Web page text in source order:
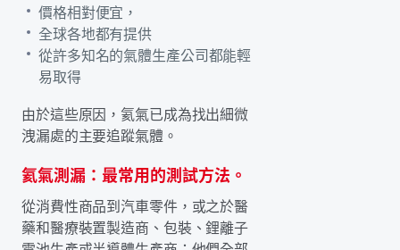
價格相對便宜，
全球各地都有提供
從許多知名的氣體生產公司都能輕
易取得
由於這些原因，氦氣已成為找出細微
洩漏處的主要追蹤氣體。
氦氣測漏：最常用的測試方法。
從消費性商品到汽車零件，或之於醫
藥和醫療裝置製造商、包裝、鋰離子